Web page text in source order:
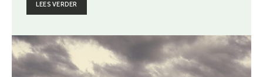
LEES VERDER